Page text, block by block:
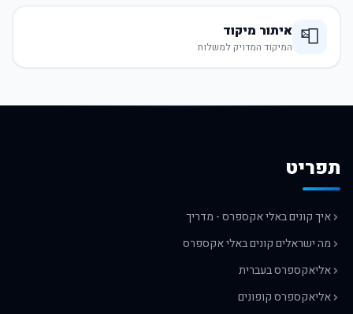
📮 איתור מיקוד
המיקוד המדויק למשלוח
תפריט
איך קונים באלי אקספרס - מדריך
מה ישראלים קונים באלי אקספרס
אליאקספרס בעברית
אליאקספרס קופונים